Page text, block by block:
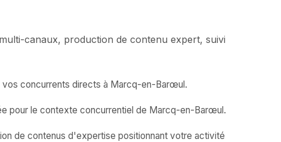
canaux, production de contenu expert, suivi
vos concurrents directs à Marcq-en-Barœul.
pour le contexte concurrentiel de Marcq-en-Barœul.
de contenus d'expertise positionnant votre activité